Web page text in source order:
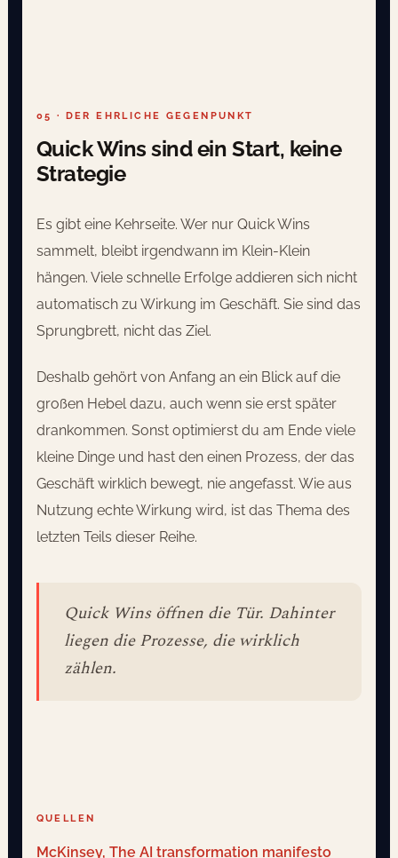
05 · DER EHRLICHE GEGENPUNKT
Quick Wins sind ein Start, keine
Strategie
Es gibt eine Kehrseite. Wer nur Quick Wins
sammelt, bleibt irgendwann im Klein-Klein
hängen. Viele schnelle Erfolge addieren sich nicht
automatisch zu Wirkung im Geschäft. Sie sind das
Sprungbrett, nicht das Ziel.
Deshalb gehört von Anfang an ein Blick auf die
großen Hebel dazu, auch wenn sie erst später
drankommen. Sonst optimierst du am Ende viele
kleine Dinge und hast den einen Prozess, der das
Geschäft wirklich bewegt, nie angefasst. Wie aus
Nutzung echte Wirkung wird, ist das Thema des
letzten Teils dieser Reihe.
Quick Wins öffnen die Tür. Dahinter
liegen die Prozesse, die wirklich
zählen.
QUELLEN
McKinsey, The AI transformation manifesto